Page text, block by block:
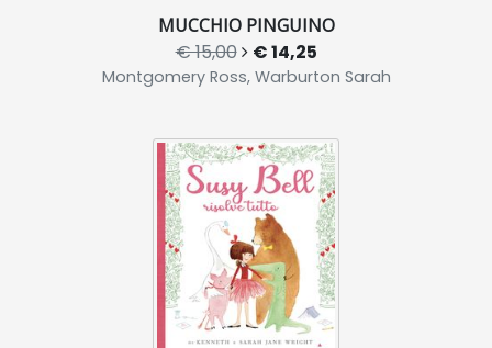
MUCCHIO PINGUINO
€ 15,00 € 14,25
Montgomery Ross, Warburton Sarah